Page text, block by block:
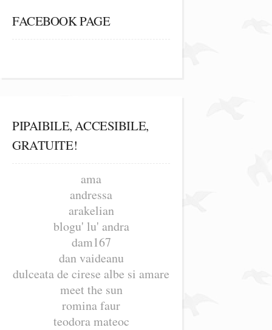
FACEBOOK PAGE
PIPAIBILE, ACCESIBILE,
GRATUITE!
ama
andressa
arakelian
blogu' lu' andra
dam167
dan vaideanu
dulceata de cirese albe si amare
meet the sun
romina faur
teodora mateoc